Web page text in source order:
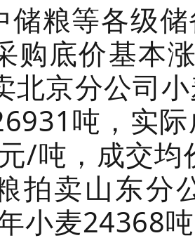
储粮等各级
购底价基本
北京分公司
吨，实
/吨，成交
拍卖山东分
小麦24368